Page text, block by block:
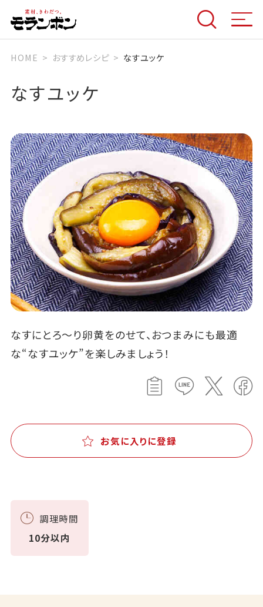
HOME おすすめレシピ なすユッケ
なすユッケ
なすにとろ～り卵黄をのせて、おつまみにも最適
な“なすユッケ”を楽しみましょう！
お気に入りに登録
調理時間
10分以内